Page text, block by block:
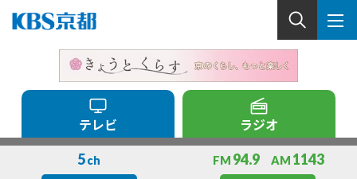
テレビ ラジオ
5 ch FM 94.9 AM 1143